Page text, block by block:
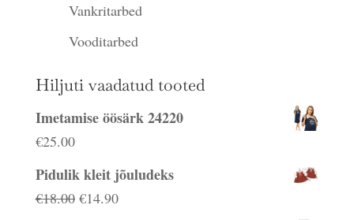
Vankritarbed
Vooditarbed
Hiljuti vaadatud tooted
Imetamise öösärk 24220
€25.00
Pidulik kleit jõuludeks
€18.00 Algne
€14.90Praegune